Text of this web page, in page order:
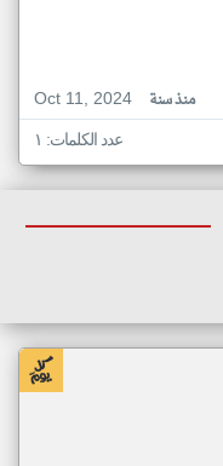
Oct 11, 2024
منذ سنة
عدد الكلمات: ١